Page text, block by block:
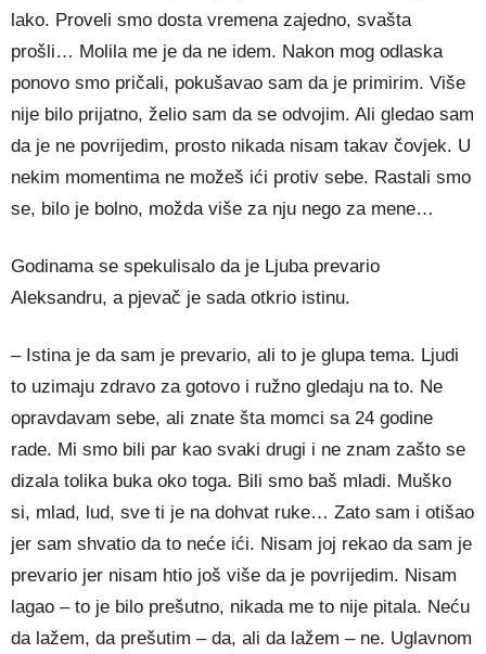
lako. Proveli smo dosta vremena zajedno, svašta
prošli… Molila me je da ne idem. Nakon mog odlaska
ponovo smo pričali, pokušavao sam da je primirim. Više
nije bilo prijatno, želio sam da se odvojim. Ali gledao sam
da je ne povrijedim, prosto nikada nisam takav čovjek. U
nekim momentima ne možeš ići protiv sebe. Rastali smo
se, bilo je bolno, možda više za nju nego za mene…
Godinama se spekulisalo da je Ljuba prevario
Aleksandru, a pjevač je sada otkrio istinu.
– Istina je da sam je prevario, ali to je glupa tema. Ljudi
to uzimaju zdravo za gotovo i ružno gledaju na to. Ne
opravdavam sebe, ali znate šta momci sa 24 godine
rade. Mi smo bili par kao svaki drugi i ne znam zašto se
dizala tolika buka oko toga. Bili smo baš mladi. Muško
si, mlad, lud, sve ti je na dohvat ruke… Zato sam i otišao
jer sam shvatio da to neće ići. Nisam joj rekao da sam je
prevario jer nisam htio još više da je povrijedim. Nisam
lagao – to je bilo prešutno, nikada me to nije pitala. Neću
da lažem, da prešutim – da, ali da lažem – ne. Uglavnom